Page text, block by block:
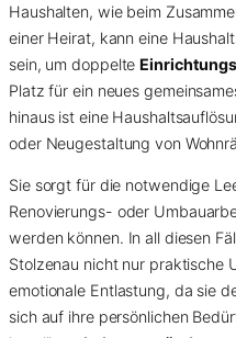
Haushalten, wie beim
einer Heirat, kann eine
sein, um doppelte
Platz für ein neues
hinaus ist eine
oder Neugestaltung von
Sie sorgt für die notwendige
Renovierungs- oder
werden können. In all diesen
Stolzenau nicht nur praktische
emotionale Entlastung, da sie
sich auf ihre persönlichen